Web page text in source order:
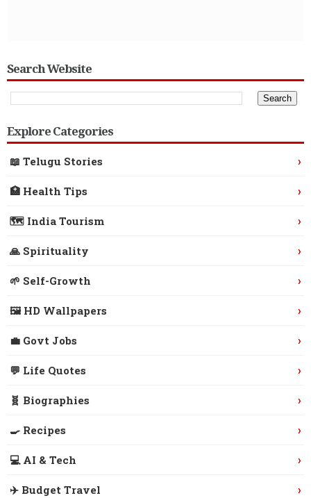
Search Website
Explore Categories
📖 Telugu Stories ›
🏥 Health Tips ›
🗺️ India Tourism ›
🙏 Spirituality ›
🌱 Self-Growth ›
🖼️ HD Wallpapers ›
💼 Govt Jobs ›
💬 Life Quotes ›
🧬 Biographies ›
🍳 Recipes ›
💻 AI & Tech ›
✈️ Budget Travel ›